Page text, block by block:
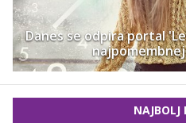
Danes se odpira portal
NAJBOLJ